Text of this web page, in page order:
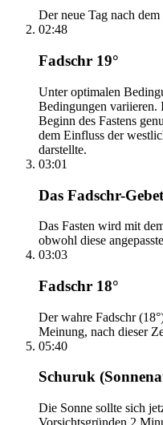
Der neue Tag nach
02:48
Fadschr 19°
Unter optimalen
Bedingungen variieren.
Beginn des Fastens
dem Einfluss der
darstellte.
03:01
Das Fadschr-
Das Fasten wird mit
obwohl diese
03:03
Fadschr 18°
Der wahre Fadschr
Meinung, nach dieser
05:40
Schuruk
Die Sonne sollte sich